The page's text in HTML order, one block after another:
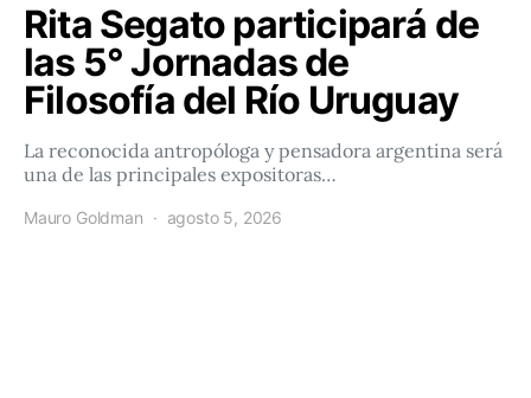
Rita Segato participará de
las 5° Jornadas de
Filosofía del Río Uruguay
La reconocida antropóloga y pensadora argentina será
una de las principales expositoras…
Mauro Goldman agosto 5, 2026